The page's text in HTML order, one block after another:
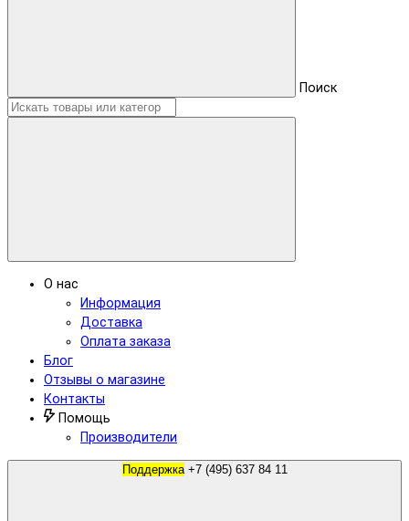
Поиск
О нас
Информация
Доставка
Оплата заказа
Блог
Отзывы о магазине
Контакты
Помощь
Производители
Поддержка +7 (495) 637 84 11